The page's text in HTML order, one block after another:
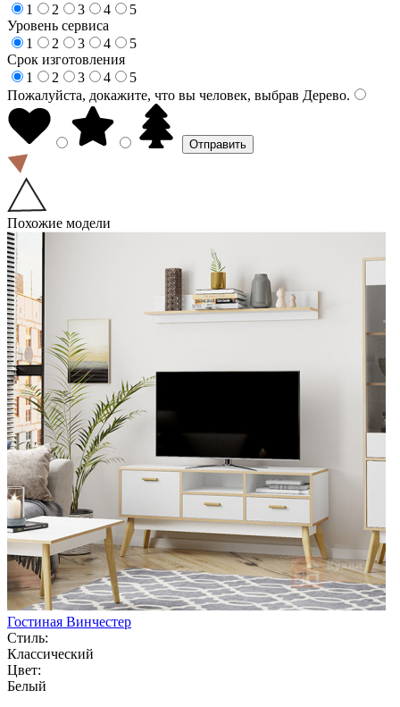
1
2 3 4
5
Уровень сервиса
1
2 3 4
5
Срок изготовления
1
2 3 4
5
Пожалуйста, докажите, что вы человек, выбрав Дерево.
Похожие модели
Гостиная Винчестер
Стиль:
Классический
Цвет:
Белый